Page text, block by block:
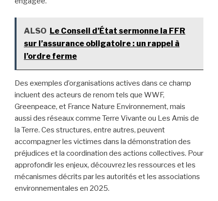
ALSO Le Conseil d’État sermonne la FFR
sur l’assurance obligatoire : un rappel à
l’ordre ferme
Des exemples d’organisations actives dans ce champ
incluent des acteurs de renom tels que WWF,
Greenpeace, et France Nature Environnement, mais
aussi des réseaux comme Terre Vivante ou Les Amis de
la Terre. Ces structures, entre autres, peuvent
accompagner les victimes dans la démonstration des
préjudices et la coordination des actions collectives. Pour
approfondir les enjeux, découvrez les ressources et les
mécanismes décrits par les autorités et les associations
environnementales en 2025.